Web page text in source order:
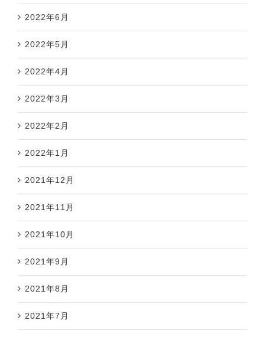
2022年6月
2022年5月
2022年4月
2022年3月
2022年2月
2022年1月
2021年12月
2021年11月
2021年10月
2021年9月
2021年8月
2021年7月